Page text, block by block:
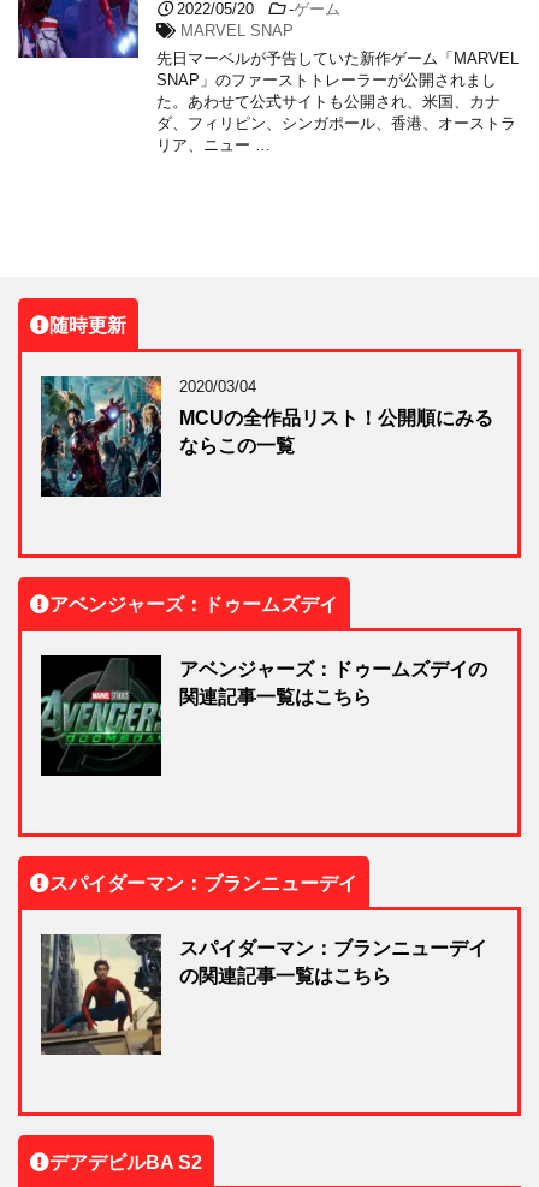
2022/05/20 -ゲーム
MARVEL SNAP
先日マーベルが予告していた新作ゲーム「MARVEL
SNAP」のファーストトレーラーが公開されまし
た。あわせて公式サイトも公開され、米国、カナ
ダ、フィリピン、シンガポール、香港、オーストラ
リア、ニュー …
随時更新
2020/03/04
MCUの全作品リスト！公開順にみる
ならこの一覧
アベンジャーズ：ドゥームズデイ
アベンジャーズ：ドゥームズデイの
関連記事一覧はこちら
スパイダーマン：ブランニューデイ
スパイダーマン：ブランニューデイ
の関連記事一覧はこちら
デアデビルBA S2